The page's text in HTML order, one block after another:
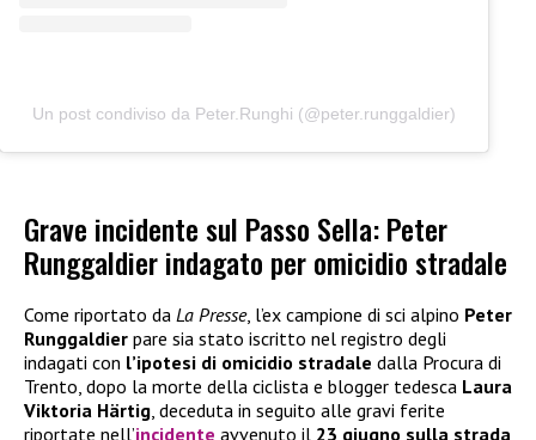
Un post condiviso da Peter.Runghi (@peter.runggaldier)
Grave incidente sul Passo Sella: Peter
Runggaldier indagato per omicidio stradale
Come riportato da La Presse, l’ex campione di sci alpino Peter
Runggaldier pare sia stato iscritto nel registro degli
indagati con l’ipotesi di omicidio stradale dalla Procura di
Trento, dopo la morte della ciclista e blogger tedesca Laura
Viktoria Härtig, deceduta in seguito alle gravi ferite
riportate nell’incidente avvenuto il 23 giugno sulla strada